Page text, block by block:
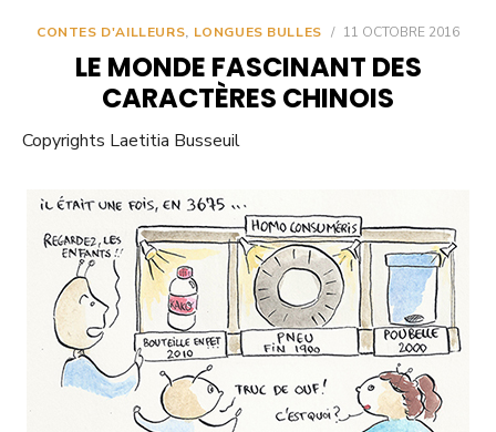
CONTES D'AILLEURS, LONGUES BULLES / 11 OCTOBRE 2016
LE MONDE FASCINANT DES
CARACTÈRES CHINOIS
Copyrights Laetitia Busseuil